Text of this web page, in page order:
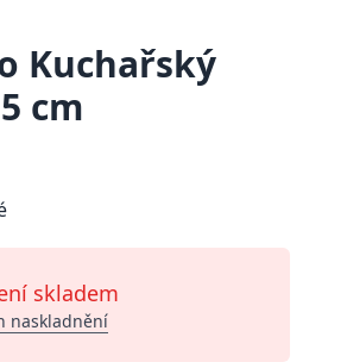
Kuchařský
cm
skladem
naskladnění